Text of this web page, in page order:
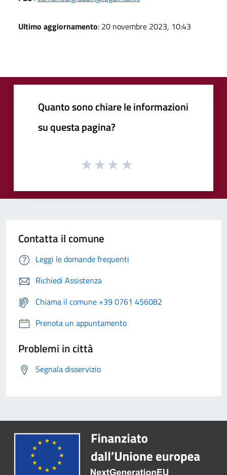
Ultimo aggiornamento: 20 novembre 2023, 10:43
Quanto sono chiare le informazioni
su questa pagina?
Contatta il comune
Leggi le domande frequenti
Richiedi Assistenza
Chiama il comune +39 0761 456082
Prenota un appuntamento
Problemi in città
Segnala disservizio